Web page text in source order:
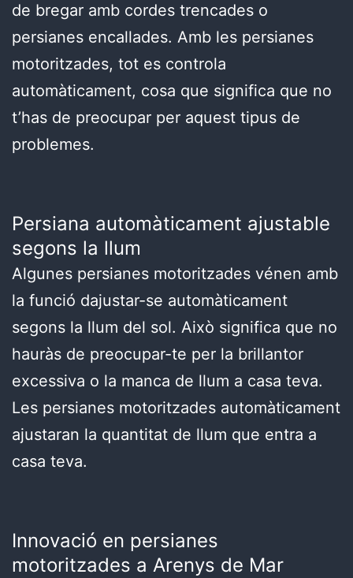
de bregar amb cordes trencades o
persianes encallades. Amb les persianes
motoritzades, tot es controla
automàticament, cosa que significa que no
t’has de preocupar per aquest tipus de
problemes.
Persiana automàticament ajustable
segons la llum
Algunes persianes motoritzades vénen amb
la funció dajustar-se automàticament
segons la llum del sol. Això significa que no
hauràs de preocupar-te per la brillantor
excessiva o la manca de llum a casa teva.
Les persianes motoritzades automàticament
ajustaran la quantitat de llum que entra a
casa teva.
Innovació en persianes
motoritzades a Arenys de Mar